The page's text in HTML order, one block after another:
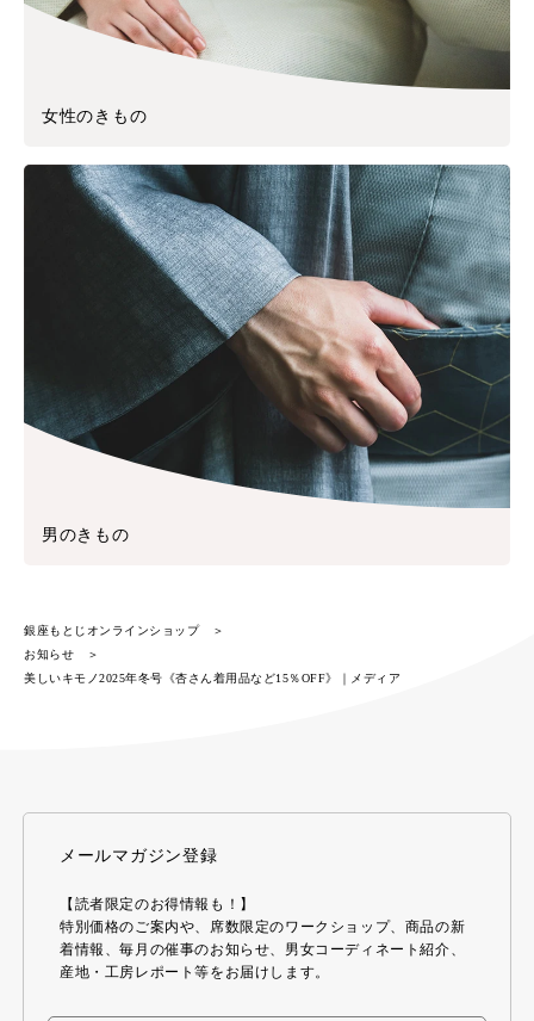
女性のきもの
男のきもの
銀座もとじオンラインショップ
お知らせ
美しいキモノ2025年冬号《杏さん着用品など15％OFF》｜メディア
メールマガジン登録
【読者限定のお得情報も！】
特別価格のご案内や、席数限定のワークショップ、商品の新
着情報、毎月の催事のお知らせ、男女コーディネート紹介、
産地・工房レポート等をお届けします。